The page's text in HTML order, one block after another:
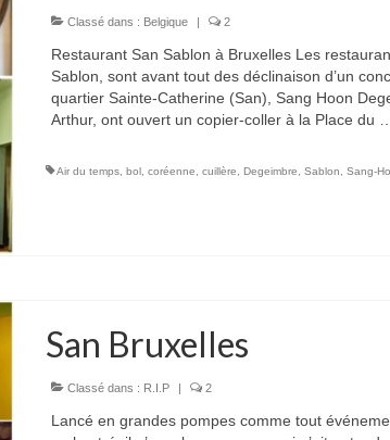
Classé dans : Belgique | 2
Restaurant San Sablon à Bruxelles Les
Sablon, sont avant tout des déclinaison d’un
quartier Sainte-Catherine (San), Sang Hoon
Arthur, ont ouvert un copier-coller à la Place du …
Air du temps, bol, coréenne cuillère Degeimbre Sablon Sang-
San Bruxelles
Classé dans : R.I.P | 2
Lancé en grandes pompes comme tout